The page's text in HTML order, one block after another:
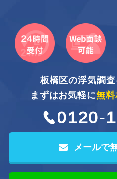
板橋区の浮気調査
まずはお気軽に無
0120-
メールで